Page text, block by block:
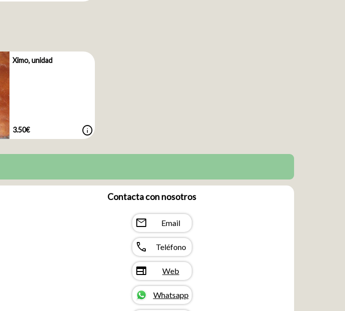
Ximo, unidad
3.50€ info
Contacta con nosotros
mail Email
call Teléfono
web Web
Whatsapp